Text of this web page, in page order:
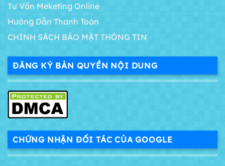
Tư Vấn Meketing Online
Hướng Dẫn Thanh Toán
CHÍNH SÁCH BẢO MẬT THÔNG TIN
ĐĂNG KÝ BẢN QUYỀN NỘI DUNG
CHỨNG NHẬN ĐỐI TÁC CỦA GOOGLE